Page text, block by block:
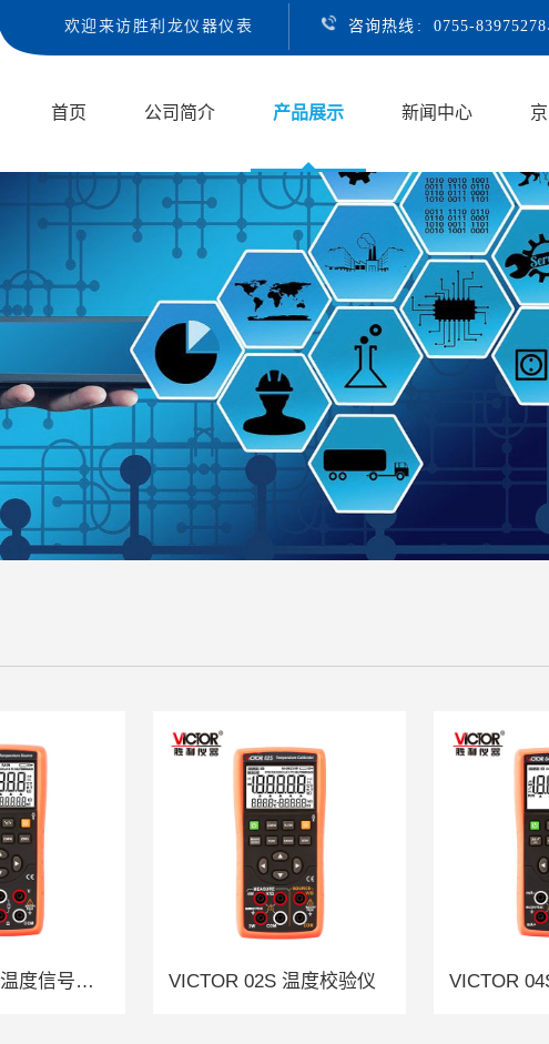
欢迎来访胜利龙仪器仪表 咨询热线 : 0755-
首页 公司简介 产品展示 新闻中心
VICTOR 01S 温度信号发生器 VICTOR 02S 温度校验仪